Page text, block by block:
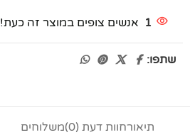
1 אנשים צופים במוצר זה כעת!
שתפו:
תיאורחוות דעת (0) משלוחים